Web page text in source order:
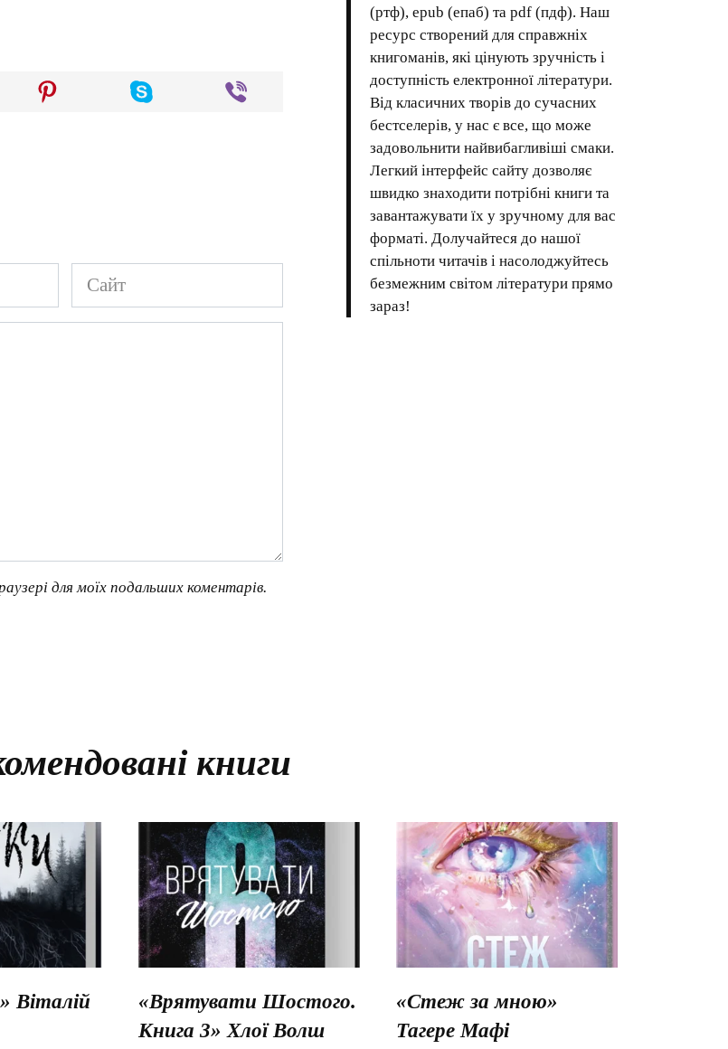
Сайт
для моїх подальших коментарів.
(ртф), epub (епаб) та pdf (пдф). Наш
ресурс створений для справжніх
книгоманів, які цінують зручність і
доступність електронної літератури.
Від класичних творів до сучасних
бестселерів, у нас є все, що може
задовольнити найвибагливіші смаки.
Легкий інтерфейс сайту дозволяє
швидко знаходити потрібні книги та
завантажувати їх у зручному для вас
форматі. Долучайтеся до нашої
спільноти читачів і насолоджуйтесь
безмежним світом літератури прямо
зараз!
книги
Віталій
«Врятувати Шостого.
Книга 3» Хлої Волш
«Стеж за мною»
Тагере Мафі